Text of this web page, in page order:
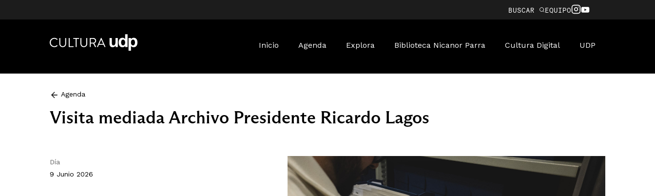
BUSCAR EQUIPO
Inicio Agenda Explora Biblioteca Nicanor Parra Cultura Digital UDP
Agenda
Visita mediada Archivo Presidente Ricardo Lagos
Día
9 Junio 2026